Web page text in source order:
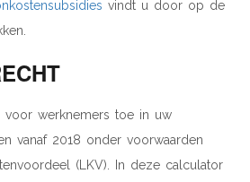
vindt u door op de
voor werknemers toe in uw
vanaf 2018 onder voorwaarden
(LKV). In deze calculator